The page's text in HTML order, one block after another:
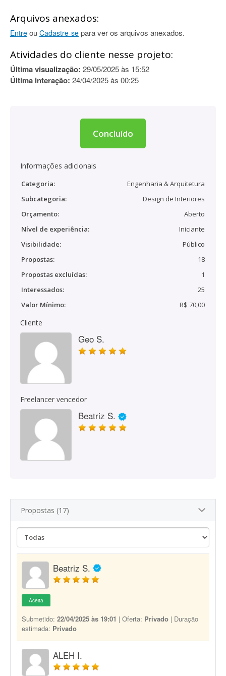
Arquivos anexados:
Entre ou Cadastre-se para ver os arquivos anexados.
Atividades do cliente nesse projeto:
Última visualização: 29/05/2025 às 15:52
Última interação: 24/04/2025 às 00:25
Concluído
Informações adicionais
Categoria:
Engenharia & Arquitetura
Subcategoria:
Design de Interiores
Orçamento:
Aberto
Nível de experiência:
Iniciante
Visibilidade:
Público
Propostas:
18
Propostas excluídas:
1
Interessados:
25
Valor Mínimo:
R$ 70,00
Cliente
Geo S.
Freelancer vencedor
Beatriz S.
Propostas (17)
Beatriz S.
Aceita
Submetido: 22/04/2025 às 19:01 | Oferta: Privado | Duração
estimada: Privado
ALEH I.